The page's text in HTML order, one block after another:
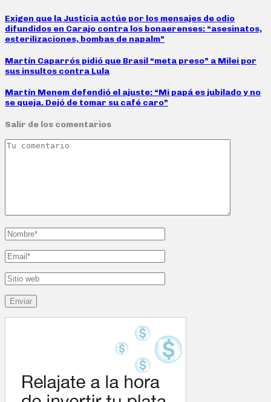
Exigen que la Justicia actúe por los mensajes de odio
difundidos en Carajo contra los bonaerenses: “asesinatos,
esterilizaciones, bombas de napalm”
Martín Caparrós pidió que Brasil “meta preso” a Milei por
sus insultos contra Lula
Martín Menem defendió el ajuste: “Mi papá es jubilado y no
se queja. Dejó de tomar su café caro”
Salir de los comentarios